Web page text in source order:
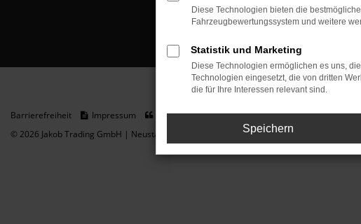
Barrierefreiheit Impressum Datenschutz
Cookie Einstellungen
© 2026 Jakob Trading GmbH | Neustädter Straße 1 | DE-08223 Neustadt/Vogtland |
Diese Technologien bieten die
Fahrzeugbewertungssystem und weitere
Statistik und Marketing
Diese Technologien ermöglichen es uns,
Technologien eingesetzt, die von dritten
die für Ihre Interessen relevant sind.
Speichern